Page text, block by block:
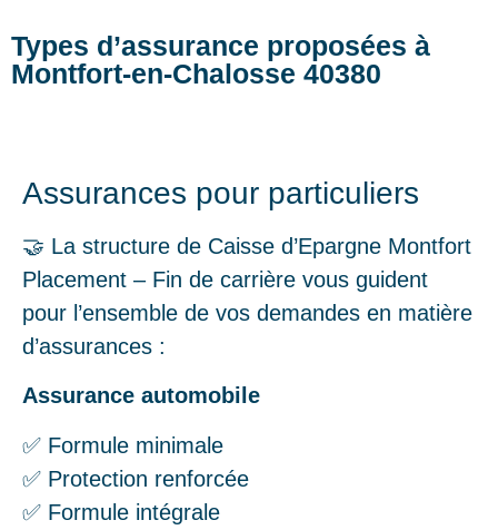
Types d’assurance proposées à
Montfort-en-Chalosse 40380
Assurances pour particuliers
🤝 La structure de Caisse d’Epargne Montfort
Placement – Fin de carrière vous guident
pour l’ensemble de vos demandes en matière
d’assurances :
Assurance automobile
✅ Formule minimale
✅ Protection renforcée
✅ Formule intégrale